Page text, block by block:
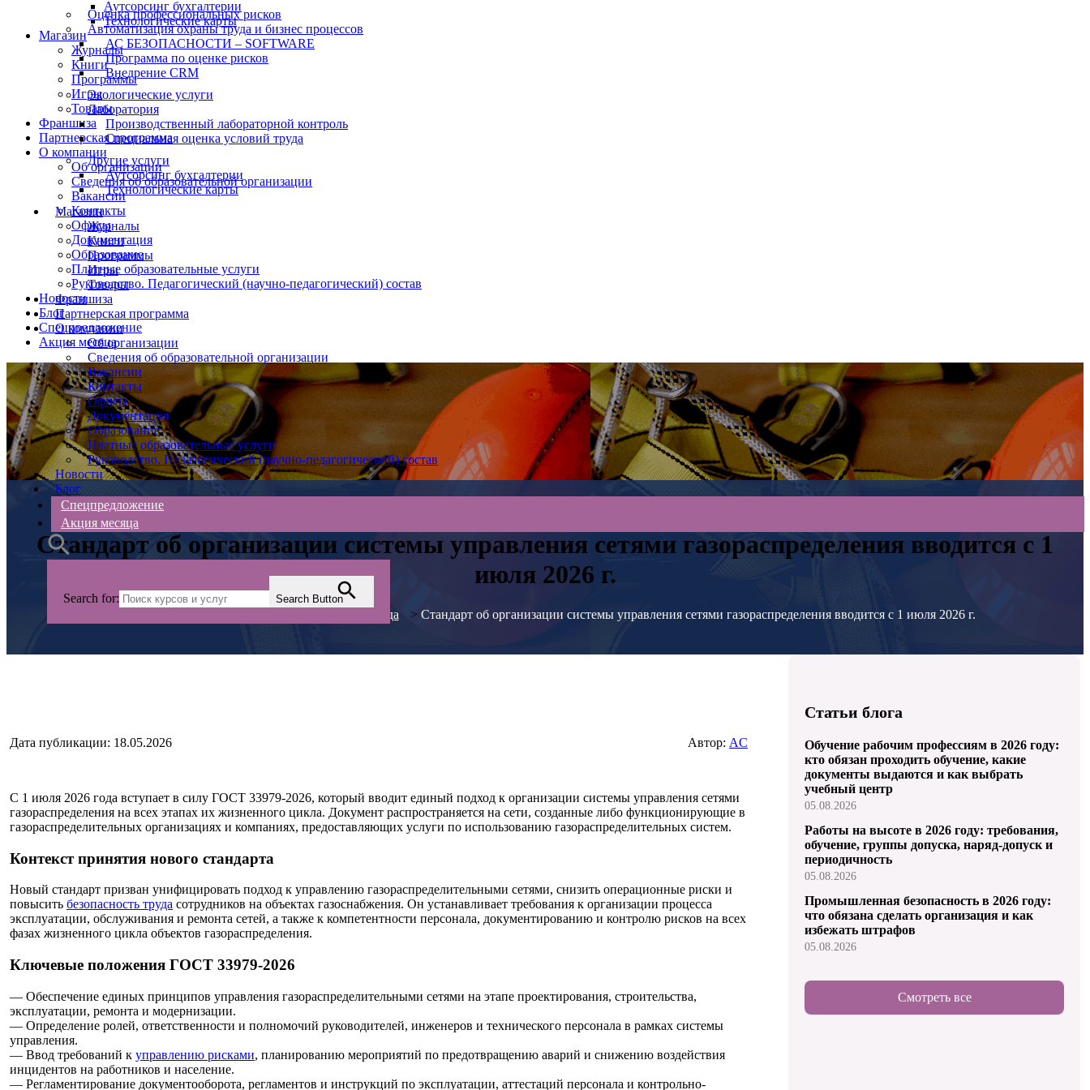
Аутсорсинг бухгалтерии
Технологические карты
Магазин
Журналы
Книги
Программы
Игры
Товары
Франшиза
Партнерская программа
О компании
Об организации
Сведения об образовательной организации
Вакансии
Контакты
Офисы
Документация
Образование
Платные образовательные услуги
Руководство. Педагогический (научно-педагогический) состав
Новости
Блог
Спецпредложение
Акция месяца
Оценка профессиональных рисков
Автоматизация охраны труда и бизнес процессов
АС БЕЗОПАСНОСТИ – SOFTWARE
Программа по оценке рисков
Внедрение CRM
Экологические услуги
Лаборатория
Производственный лабораторной контроль
Специальная оценка условий труда
Другие услуги
Аутсорсинг бухгалтерии
Технологические карты
Магазин
Журналы
Книги
Программы
Игры
Товары
Франшиза
Партнерская программа
О компании
Об организации
Сведения об образовательной организации
Вакансии
Контакты
Офисы
Документация
Образование
Платные образовательные услуги
Руководство. Педагогический (научно-педагогический) состав
Новости
Блог
Спецпредложение
Акция месяца
Search for: Search Button
Стандарт об организации системы управления сетями газораспределения вводится с 1
июля 2026 г.
охрана труда > Стандарт об организации системы управления сетями газораспределения вводится с 1 июля 2026 г.
Дата публикации: 18.05.2026 Автор: AC
С 1 июля 2026 года вступает в силу ГОСТ 33979-2026, который вводит единый подход к организации системы управления сетями
газораспределения на всех этапах их жизненного цикла. Документ распространяется на сети, созданные либо функционирующие в
газораспределительных организациях и компаниях, предоставляющих услуги по использованию газораспределительных систем.
Контекст принятия нового стандарта
Новый стандарт призван унифицировать подход к управлению газораспределительными сетями, снизить операционные риски и
повысить безопасность труда сотрудников на объектах газоснабжения. Он устанавливает требования к организации процесса
эксплуатации, обслуживания и ремонта сетей, а также к компетентности персонала, документированию и контролю рисков на всех
фазах жизненного цикла объектов газораспределения.
Ключевые положения ГОСТ 33979-2026
— Обеспечение единых принципов управления газораспределительными сетями на этапе проектирования, строительства,
эксплуатации, ремонта и модернизации.
— Определение ролей, ответственности и полномочий руководителей, инженеров и технического персонала в рамках системы
управления.
— Ввод требований к управлению рисками, планированию мероприятий по предотвращению аварий и снижению воздействия
инцидентов на работников и население.
— Регламентирование документооборота, регламентов и инструкций по эксплуатации, аттестаций персонала и контрольно-
Статьи блога
Обучение рабочим профессиям в 2026 году:
кто обязан проходить обучение, какие
документы выдаются и как выбрать
учебный центр
05.08.2026
Работы на высоте в 2026 году: требования,
обучение, группы допуска, наряд-допуск и
периодичность
05.08.2026
Промышленная безопасность в 2026 году:
что обязана сделать организация и как
избежать штрафов
05.08.2026
Смотреть все